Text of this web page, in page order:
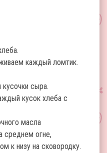
каждый ломтик.
сыра.
кусок хлеба с
масла
среднем огне,
к низу на сковородку.